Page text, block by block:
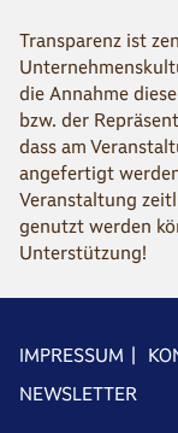
Transparenz ist
die Annahme
bzw. der
dass am
angefertigt
Veranstaltung
genutzt werden
Unterstützung!
IMPRESSUM |
NEWSLETTER